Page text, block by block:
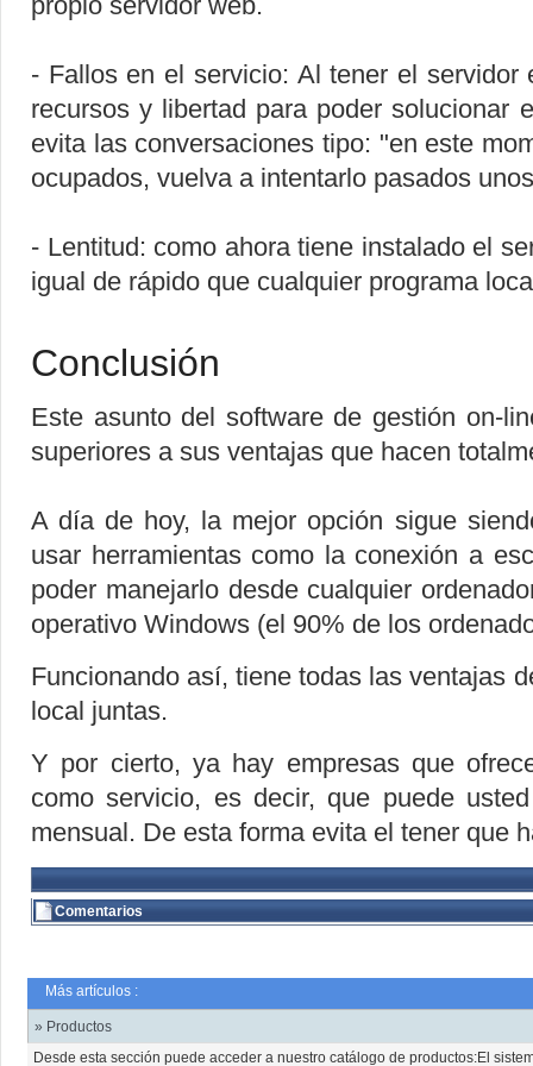
- Fallos en el servicio: Al tener el servidor
recursos y libertad para poder solucionar
evita las conversaciones tipo: "en este
ocupados, vuelva a intentarlo pasados
- Lentitud: como ahora tiene instalado el
igual de rápido que cualquier programa
Conclusión
Este asunto del software de gestión on-
superiores a sus ventajas que hacen
A día de hoy, la mejor opción sigue
usar herramientas como la conexión a
poder manejarlo desde cualquier
operativo Windows (el 90% de los
Funcionando así, tiene todas las ventajas
local juntas.
Y por cierto, ya hay empresas que
como servicio, es decir, que puede
mensual. De esta forma evita el tener que
Comentarios
Más artículos :
» Productos
Desde esta sección puede acceder a nuestro catálogo de productos:El